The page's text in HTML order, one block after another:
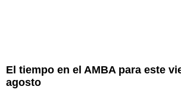
El tiempo en el AMBA para este
agosto